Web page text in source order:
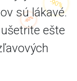
sú lákavé.
ešte